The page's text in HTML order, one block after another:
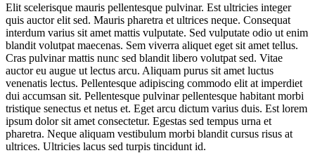
Elit scelerisque mauris pellentesque pulvinar. Est ultricies integer
quis auctor elit sed. Mauris pharetra et ultrices neque. Consequat
interdum varius sit amet mattis vulputate. Sed vulputate odio ut enim
blandit volutpat maecenas. Sem viverra aliquet eget sit amet tellus.
Cras pulvinar mattis nunc sed blandit libero volutpat sed. Vitae
auctor eu augue ut lectus arcu. Aliquam purus sit amet luctus
venenatis lectus. Pellentesque adipiscing commodo elit at imperdiet
dui accumsan sit. Pellentesque pulvinar pellentesque habitant morbi
tristique senectus et netus et. Eget arcu dictum varius duis. Est lorem
ipsum dolor sit amet consectetur. Egestas sed tempus urna et
pharetra. Neque aliquam vestibulum morbi blandit cursus risus at
ultrices. Ultricies lacus sed turpis tincidunt id.